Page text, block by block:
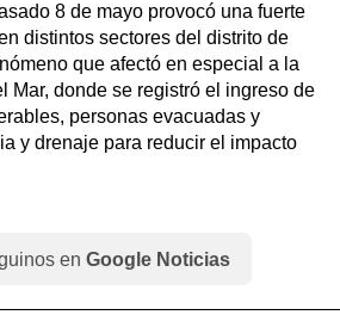
8 de mayo provocó una fuerte
distintos sectores del distrito de
que afectó en especial a la
Mar, donde se registró el ingreso de
personas evacuadas y
y drenaje para reducir el impacto
en Google Noticias